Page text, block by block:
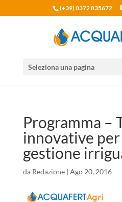
(+39) 0372 835672
Seleziona una pagina
Programma –
innovative
gestione
da Redazione| Ago 20, 2016